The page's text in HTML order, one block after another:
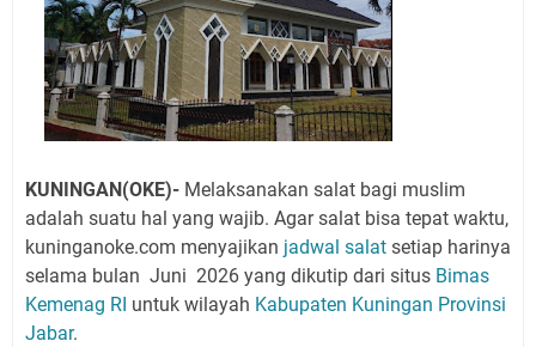
KUNINGAN(OKE)- Melaksanakan salat bagi muslim
adalah suatu hal yang wajib. Agar salat bisa tepat waktu,
kuninganoke.com menyajikan jadwal salat setiap harinya
selama bulan Juni 2026 yang dikutip dari situs Bimas
Kemenag RI untuk wilayah Kabupaten Kuningan Provinsi
Jabar.